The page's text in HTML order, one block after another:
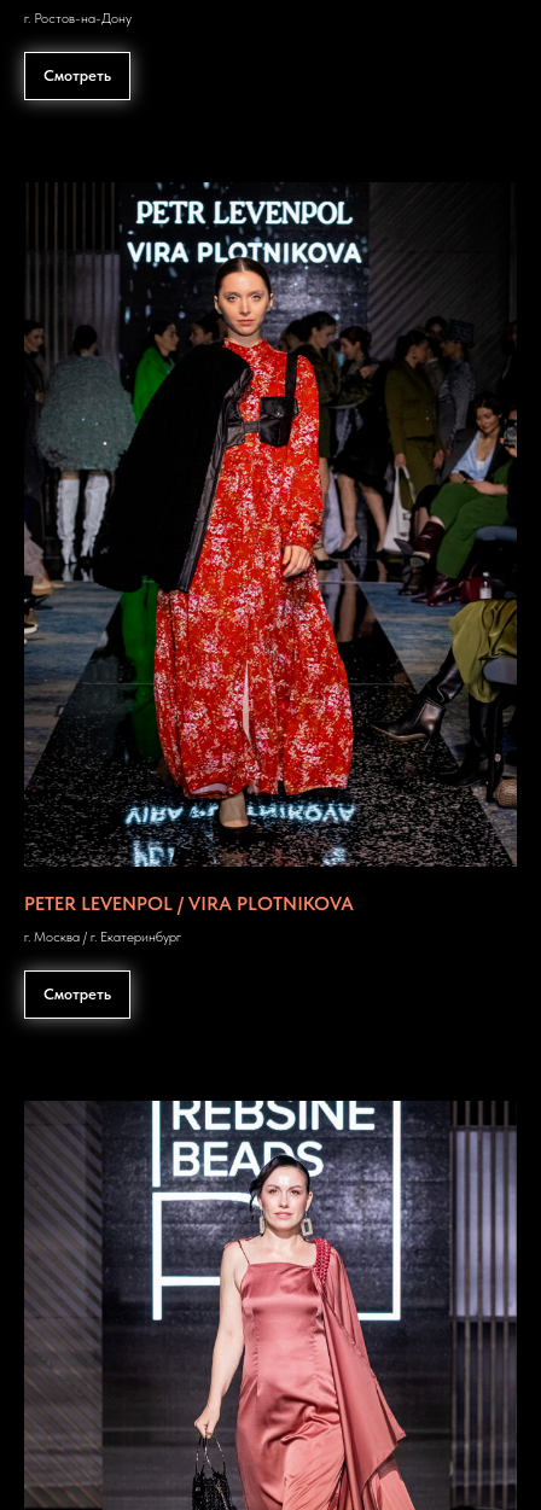
г. Ростов-на-Дону
Смотреть
PETER LEVENPOL / VIRA PLOTNIKOVA
г. Москва / г. Екатеринбург
Смотреть